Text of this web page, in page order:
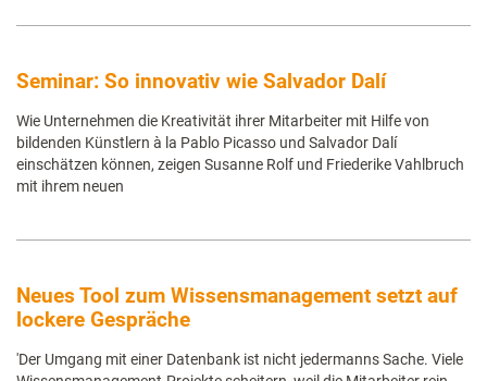
Seminar: So innovativ wie Salvador Dalí
Wie Unternehmen die Kreativität ihrer Mitarbeiter mit Hilfe von
bildenden Künstlern à la Pablo Picasso und Salvador Dalí
einschätzen können, zeigen Susanne Rolf und Friederike Vahlbruch
mit ihrem neuen
Neues Tool zum Wissensmanagement setzt auf
lockere Gespräche
'Der Umgang mit einer Datenbank ist nicht jedermanns Sache. Viele